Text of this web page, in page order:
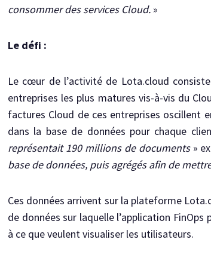
consommer des services Cloud. »
Le défi :
Le cœur de l’activité de Lota.cloud
entreprises les plus matures vis-à-vis du
factures Cloud de ces entreprises oscillent
dans la base de données pour chaque
représentait 190 millions de documents»
base de données, puis agrégés afin de
Ces données arrivent sur la plateforme
de données sur laquelle l’application
à ce que veulent visualiser les utilisateurs.